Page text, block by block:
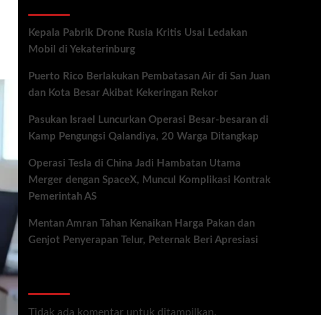
Kepala Pabrik Drone Rusia Kritis Usai Ledakan
Mobil di Yekaterinburg
Puerto Rico Berlakukan Pembatasan Air di San Juan
dan Kota Besar Akibat Kekeringan Rekor
Pasukan Israel Luncurkan Operasi Besar-besaran di
Kamp Pengungsi Qalandiya, 20 Warga Ditangkap
Operasi Tesla di China Jadi Hambatan Utama
Merger dengan SpaceX, Muncul Komplikasi Kontrak
Pemerintah AS
Mentan Amran Tahan Kenaikan Harga Pakan dan
Genjot Penyerapan Telur, Peternak Beri Apresiasi
Tidak ada komentar untuk ditampilkan.